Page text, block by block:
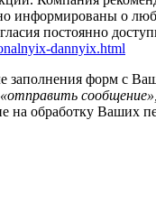
информированы о
постоянно
dannyix.html
заполнения форм с
на обработку Ваших